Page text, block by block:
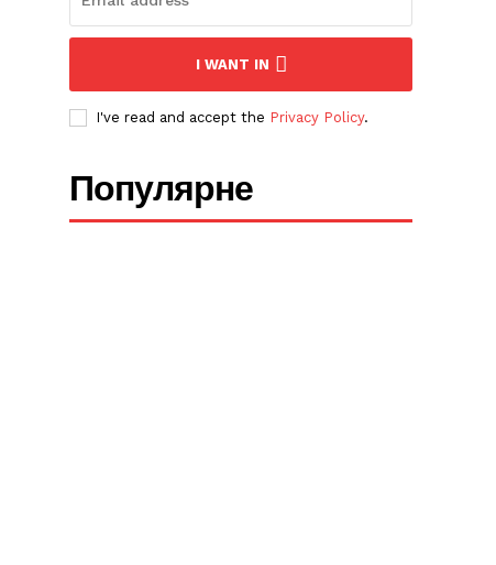
I WANT IN
I've read and accept the Privacy Policy.
Популярне